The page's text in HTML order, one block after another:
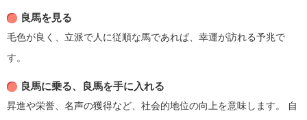
良馬を見る
毛色が良く、立派で人に従順な馬であれば、幸運が訪れる予兆で
す。
良馬に乗る、良馬を手に入れる
昇進や栄誉、名声の獲得など、社会的地位の向上を意味します。
自